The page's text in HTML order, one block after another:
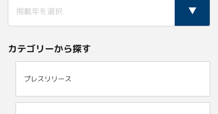
カテゴリーから探す
プレスリリース